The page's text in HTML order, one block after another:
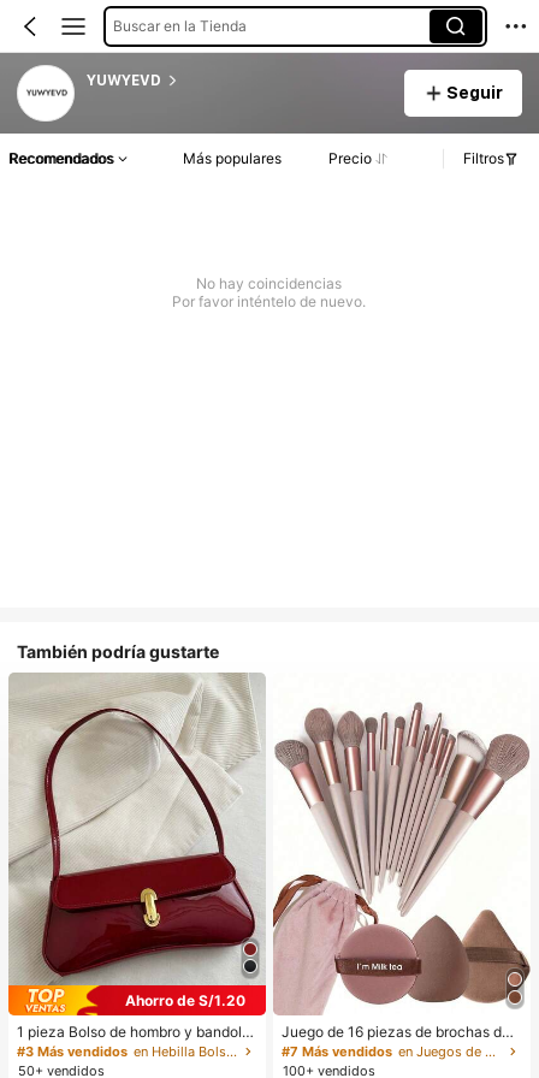
Buscar en la Tienda
YUWYEVD
Seguir
Recomendados Más populares Precio Filtros
No hay coincidencias
Por favor inténtelo de nuevo.
También podría gustarte
Ahorro de S/1.20
1 pieza Bolso de hombro y bandoler
a de cuero sintético aceitado retro
para mujer, adecuado para citas, sa
#3 Más vendidos
en Hebilla Bolsos De Hombro De Mujer
50+ vendidos
Juego de 16 piezas de brochas de
maquillaje que incluye 13 brochas
de maquillaje, 1 esponja de maquill
#7 Más vendidos
en Juegos de brochas de maquillaje Juegos De Pince
100+ vendidos